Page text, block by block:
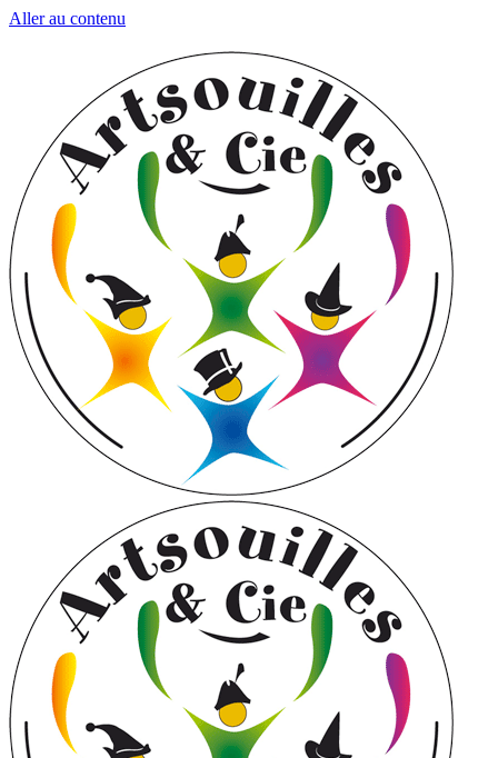
Aller au contenu